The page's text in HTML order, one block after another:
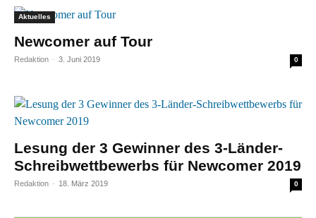
Aktuelles
Newcomer auf Tour
Redaktion - 3. Juni 2019 0
Lesung der 3 Gewinner des 3-Länder-
Schreibwettbewerbs für Newcomer 2019
Redaktion - 18. März 2019 0